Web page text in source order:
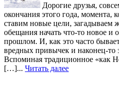
Дорогие друзья,
окончания этого года, момента,
ставим новые цели, загадываем
обещания начать что-то новое и
прошлом. И, как это часто
вредных привычек и наконец-то
Вспоминая традиционное «как
[…]... Читать далее